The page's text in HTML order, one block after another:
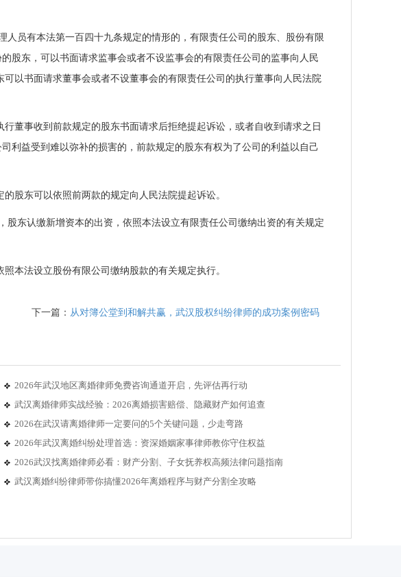
员有本法第一百四十九条规定的情形的，有限责任公司的股东、股份有限
股东，可以书面请求监事会或者不设监事会的有限责任公司的监事向人民
以书面请求董事会或者不设董事会的有限责任公司的执行董事向人民法院
董事收到前款规定的股东书面请求后拒绝提起诉讼，或者自收到请求之日
利益受到难以弥补的损害的，前款规定的股东有权为了公司的利益以自己
股东可以依照前两款的规定向人民法院提起诉讼。
东认缴新增资本的出资，依照本法设立有限责任公司缴纳出资的有关规定
本法设立股份有限公司缴纳股款的有关规定执行。
下一篇： 从对簿公堂到和解共赢，武汉股权纠纷律师的成功案例密码
2026年武汉地区离婚律师免费咨询通道开启，先评估再行动
武汉离婚律师实战经验：2026离婚损害赔偿、隐藏财产如何追查
2026在武汉请离婚律师一定要问的5个关键问题，少走弯路
2026年武汉离婚纠纷处理首选：资深婚姻家事律师教你守住权益
2026武汉找离婚律师必看：财产分割、子女抚养权高频法律问题指南
武汉离婚纠纷律师带你搞懂2026年离婚程序与财产分割全攻略